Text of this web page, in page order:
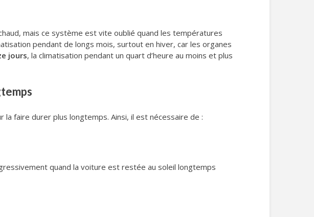
mais ce système est vite oublié quand les températures
pendant de longs mois, surtout en hiver, car les organes
jours, la climatisation pendant un quart d’heure au moins et plus
faire durer plus longtemps. Ainsi, il est nécessaire de :
quand la voiture est restée au soleil longtemps